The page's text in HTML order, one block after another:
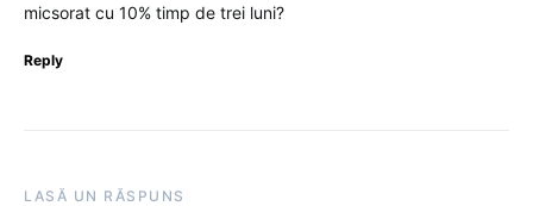
micsorat cu 10% timp de trei luni?
Reply
LASĂ UN RĂSPUNS